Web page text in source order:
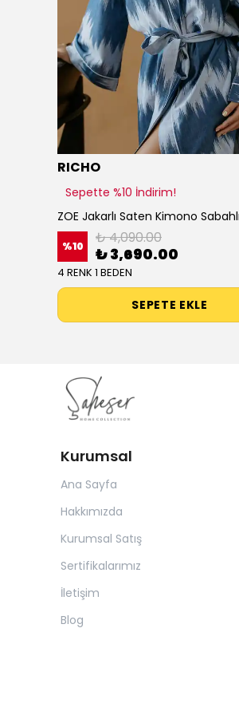
RICHO
Sepette %10 İndirim!
%10 ₺ 4,090.00
₺ 3,690.00
4 RENK 1 BEDEN
SEPETE EKLE
Kurumsal
Ana Sayfa
Hakkımızda
Kurumsal Satış
Sertifikalarımız
İletişim
Blog